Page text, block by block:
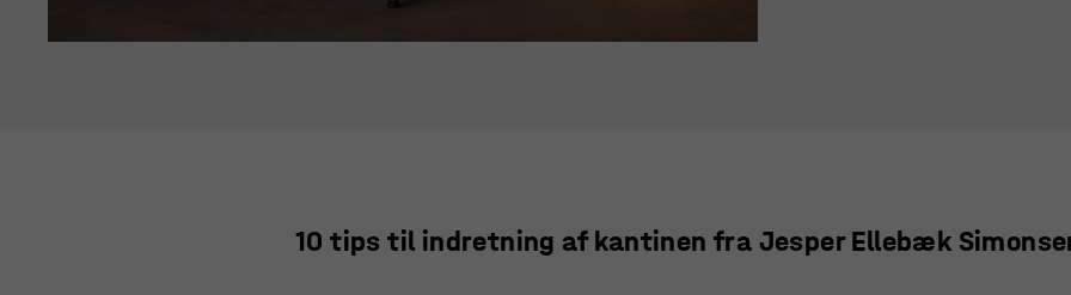
10 tips til indretning af kantinen fra Jesper Ellebæk